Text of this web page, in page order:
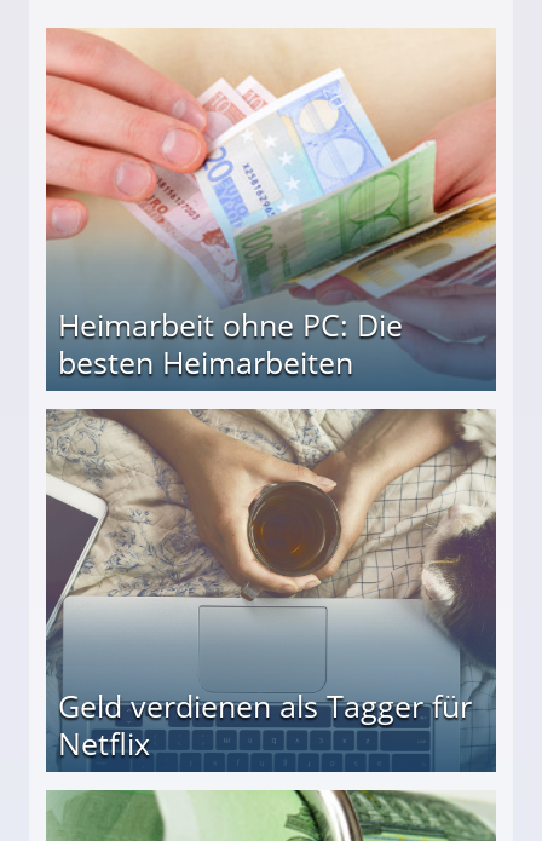
Heimarbeit ohne PC: Die
besten Heimarbeiten
Geld verdienen als Tagger für
Netflix